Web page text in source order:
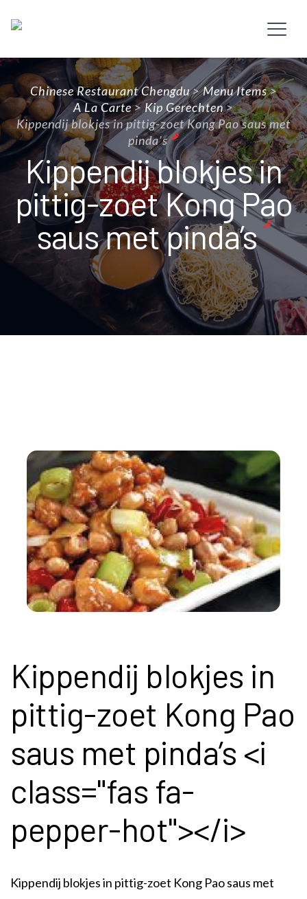
Chinese Restaurant Chengdu>Menu Items>
A La Carte>Kip Gerechten>
Kippendij blokjes in pittig-zoet Kong Pao saus met
pinda’s
Kippendij blokjes in
pittig-zoet Kong Pao
saus met pinda’s
Kippendij blokjes in
pittig-zoet Kong Pao
saus met pinda’s <i
class="fas fa-
pepper-hot"></i>
Kippendij blokjes in pittig-zoet Kong Pao saus met